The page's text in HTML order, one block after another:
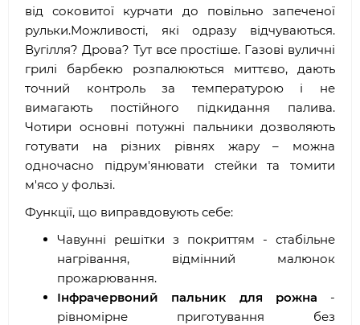
від соковитої курчати до повільно запеченої
рульки.Можливості, які одразу відчуваються.
Вугілля? Дрова? Тут все простіше. Газові вуличні
грилі барбекю розпалюються миттєво, дають
точний контроль за температурою і не
вимагають постійного підкидання палива.
Чотири основні потужні пальники дозволяють
готувати на різних рівнях жару – можна
одночасно підрум'янювати стейки та томити
м'ясо у фользі.
Функції, що виправдовують себе:
Чавунні решітки з покриттям - стабільне
нагрівання, відмінний малюнок
прожарювання.
Інфрачервоний пальник для рожна -
рівномірне приготування без